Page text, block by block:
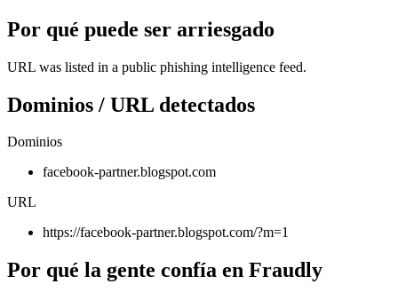
Por qué puede ser arriesgado
URL was listed in a public phishing intelligence feed.
Dominios / URL detectados
Dominios
facebook-partner.blogspot.com
URL
https://facebook-partner.blogspot.com/?m=1
Por qué la gente confía en Fraudly